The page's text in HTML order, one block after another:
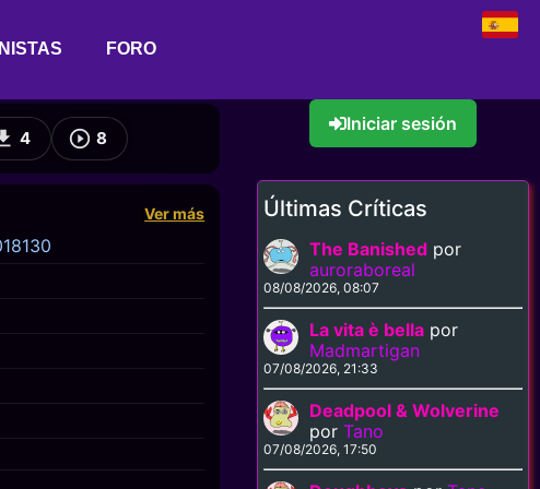
FORO
4 8
Ver más
Iniciar sesión
Últimas Críticas
The Banished por
auroraboreal
08/08/2026, 08:07
La vita è bella por
Madmartigan
07/08/2026, 21:33
Deadpool & Wolverine
porTano
07/08/2026, 17:50